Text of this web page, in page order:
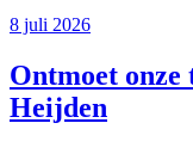
8 juli 2026
Ontmoet
Heijden